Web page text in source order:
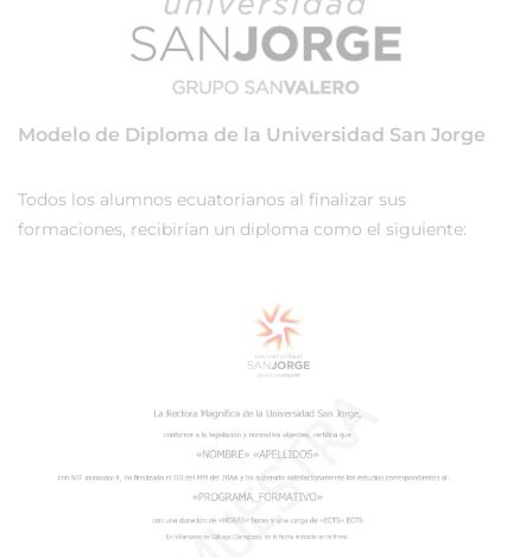
Modelo de Diploma de la Universidad San Jorge
Todos los alumnos ecuatorianos al finalizar sus
formaciones, recibirían un diploma como el siguiente: